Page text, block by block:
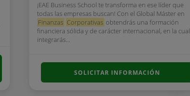
¡EAE Business School te transforma en ese líder que
todas las empresas buscan! Con el Global Máster en
Finanzas Corporativas obtendrás una formación
financiera sólida y de carácter internacional, en la cual
integrarás...
SOLICITAR INFORMACIÓN